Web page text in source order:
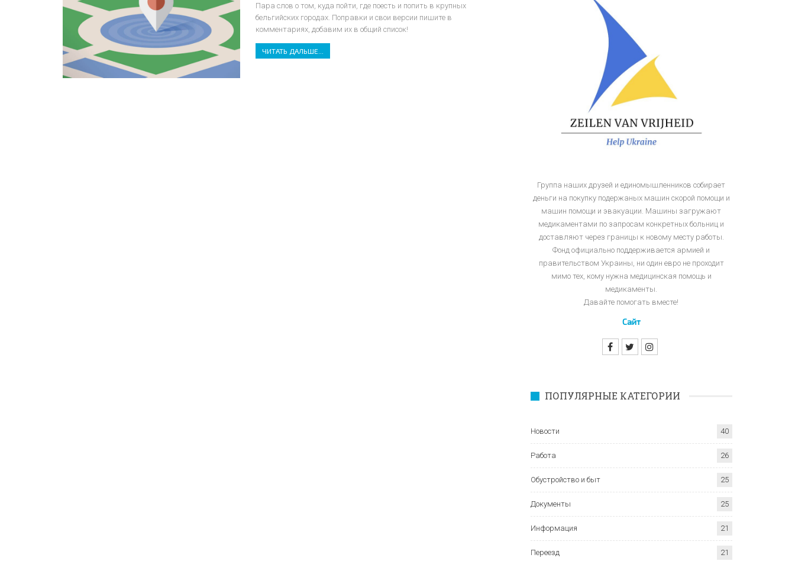
Пара слов о том, куда пойти, где поесть и попить в крупных
бельгийских городах. Поправки и свои версии пишите в
комментариях, добавим их в общий список!
ЧИТАТЬ ДАЛЬШЕ...
Группа наших друзей и единомышленников собирает
деньги на покупку подержаных машин скорой помощи и
машин помощи и эвакуации. Машины загружают
медикаментами по запросам конкретных больниц и
доставляют через границы к новому месту работы.
Фонд официально поддерживается армией и
правительством Украины, ни один евро не проходит
мимо тех, кому нужна медицинская помощь и
медикаменты.
Давайте помогать вместе!
Сайт
ПОПУЛЯРНЫЕ КАТЕГОРИИ
Новости 40
Работа 26
Обустройство и быт 25
Документы 25
Информация 21
Переезд 21